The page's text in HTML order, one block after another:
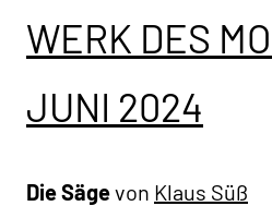
WERK DES
JUNI 2024
Die Sägevon Klaus Süß